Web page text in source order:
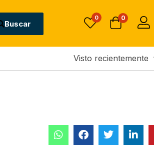
Buscar
0 0
Visto recientemente